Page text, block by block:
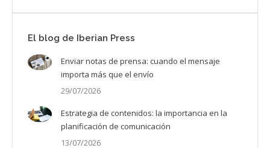
El blog de Iberian Press
Enviar notas de prensa: cuando el mensaje
importa más que el envío
29/07/2026
Estrategia de contenidos: la importancia en la
planificación de comunicación
13/07/2026